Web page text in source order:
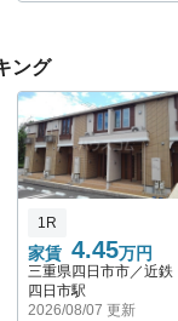
ング
家賃 4.45万円
1R
三重県四日市市／近鉄
四日市駅
2026/08/07 更新